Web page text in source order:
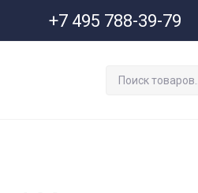
+7 495 788-39-79